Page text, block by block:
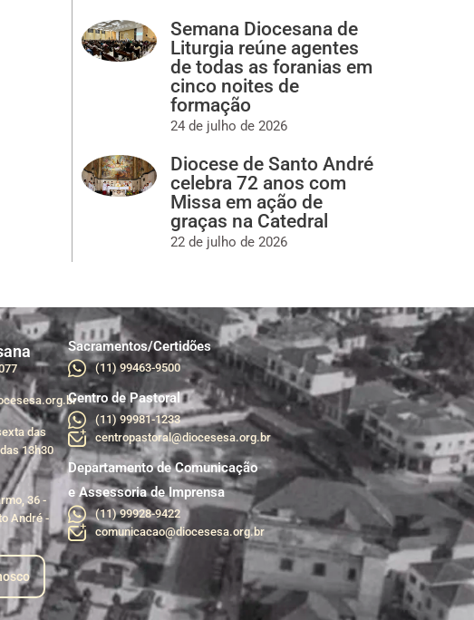
Semana Diocesana de
Liturgia reúne agentes
de todas as foranias em
cinco noites de
formação
24 de julho de 2026
Diocese de Santo André
celebra 72 anos com
Missa em ação de
graças na Catedral
22 de julho de 2026
das
13h30
36 -
André -
Sacramentos/Certidões
(11) 99463-9500
Centro de Pastoral
(11) 99981-1233
centropastoral@diocesesa.org.br
Departamento de Comunicação
e Assessoria de Imprensa
(11) 99928-9422
comunicacao@diocesesa.org.br